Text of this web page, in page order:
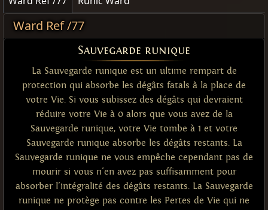
Ward Ref /77
Sauvegarde runique
La Sauvegarde runique est un ultime rempart de
protection qui absorbe les dégâts fatals à la place de
votre Vie. Si vous subissez des dégâts qui devraient
réduire votre Vie à 0 alors que vous avez de la
Sauvegarde runique, votre Vie tombe à 1 et votre
Sauvegarde runique absorbe les dégâts restants. La
Sauvegarde runique ne vous empêche cependant pas de
mourir si vous n'en avez pas suffisamment pour
absorber l'intégralité des dégâts restants. La Sauvegarde
runique ne protège pas contre les Pertes de Vie qui ne